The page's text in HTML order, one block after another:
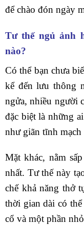
để chào đón ngày
Tư thế ngủ ảnh
nào?
Có thể bạn chưa
kể đến lưu thông
ngửa, nhiều người
đặc biệt là những
như giãn tĩnh
Mặt khác, nằm
nhất. Tư thế này
chế khả năng thở
thời gian dài có
cổ và một phần